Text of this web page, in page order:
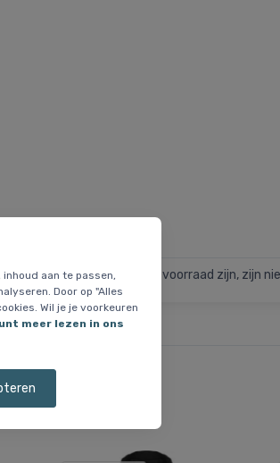
aan te passen,
Door op "Alles
Wil je je voorkeuren
meer lezen in ons
Maten die niet op voorraad zijn, zijn